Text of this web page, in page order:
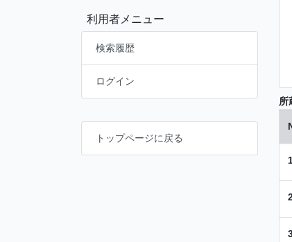
利用者メニュー
検索履歴
ログイン
トップページに戻る
所